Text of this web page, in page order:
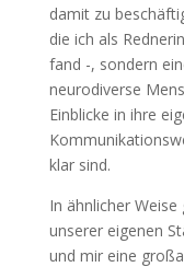
damit zu
die ich als
fand -, sondern
neurodiverse
Einblicke in ihre
klar sind.
In ähnlicher
unserer eigenen
und mir eine